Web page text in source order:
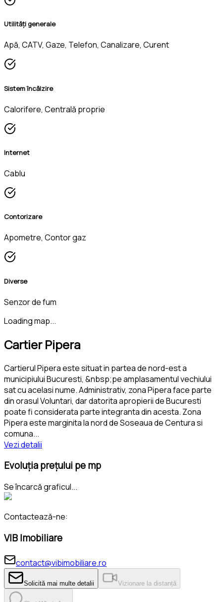
Utilități generale
Apă, CATV, Gaze, Telefon, Canalizare, Curent
Sistem încălzire
Calorifere, Centrală proprie
Internet
Cablu
Contorizare
Apometre, Contor gaz
Diverse
Senzor de fum
Loading map...
Cartier Pipera
Cartierul Pipera este situat in partea de nord-est a
municipiului Bucuresti, &nbsp;pe amplasamentul vechiului
sat cu acelasi nume. Administrativ, zona Pipera face parte
din orasul Voluntari, dar datorita apropierii de Bucuresti
poate fi considerata parte integranta din acesta. Zona
Pipera este marginita la nord de Soseaua de Centura si
comuna...
Vezi detalii
Evoluția prețului pe mp
Se încarcă graficul...
Contactează-ne:
VIB Imobiliare
contact@vibimobiliare.ro
Solicită mai multe detalii Vizionare la distanță